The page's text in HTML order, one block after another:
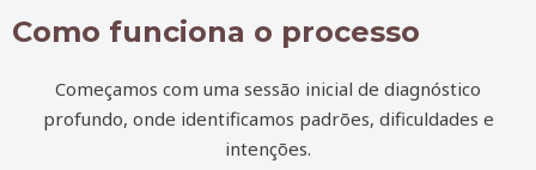
Como funciona o processo
Começamos com uma sessão inicial de diagnóstico
profundo, onde identificamos padrões, dificuldades e
intenções.